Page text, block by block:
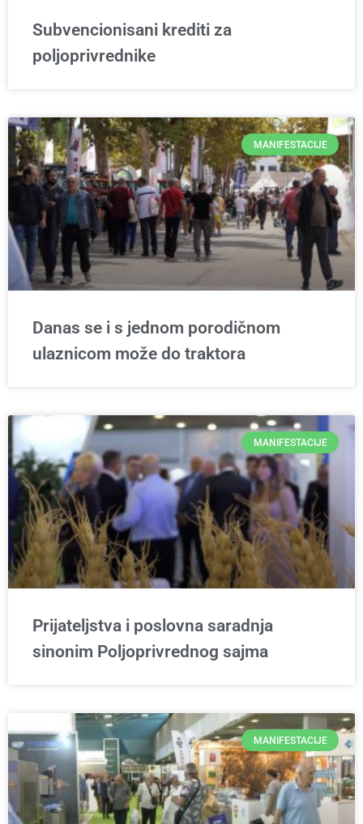
Subvencionisani krediti za
poljoprivrednike
MANIFESTACIJE
Danas se i s jednom porodičnom
ulaznicom može do traktora
MANIFESTACIJE
Prijateljstva i poslovna saradnja
sinonim Poljoprivrednog sajma
MANIFESTACIJE